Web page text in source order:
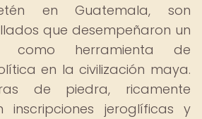
en Guatemala, son
que desempeñaron un
como herramienta de
en la civilización maya.
de piedra, ricamente
inscripciones jeroglíficas y